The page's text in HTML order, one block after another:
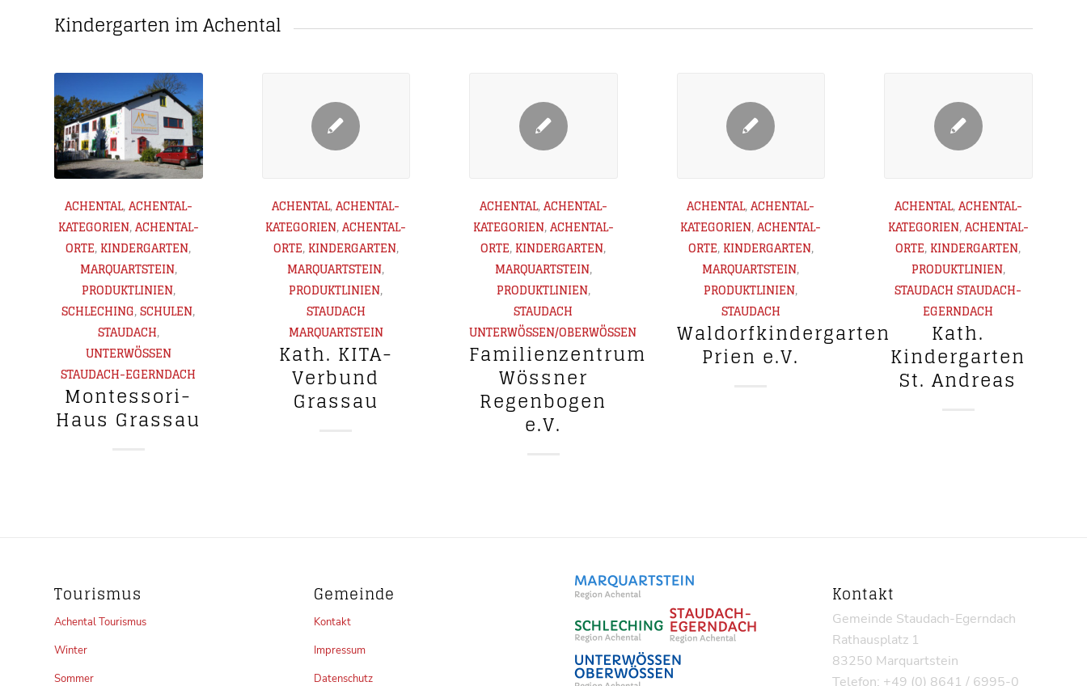
Kindergarten im Achental
ACHENTAL,ACHENTAL-
KATEGORIEN,ACHENTAL-
ORTE,KINDERGARTEN,
MARQUARTSTEIN,
PRODUKTLINIEN,
SCHLECHING,SCHULEN,
STAUDACH,
UNTERWÖSSEN
STAUDACH-EGERNDACH
Montessori-
Haus Grassau
ACHENTAL,ACHENTAL-
KATEGORIEN,ACHENTAL-
ORTE,KINDERGARTEN,
MARQUARTSTEIN,
PRODUKTLINIEN,
STAUDACH
MARQUARTSTEIN
Kath. KITA-
Verbund
Grassau
ACHENTAL,ACHENTAL-
KATEGORIEN,ACHENTAL-
ORTE,KINDERGARTEN,
MARQUARTSTEIN,
PRODUKTLINIEN,
STAUDACH
UNTERWÖSSEN/OBERWÖSSEN
Familienzentrum
Wössner
Regenbogen
e.V.
ACHENTAL,ACHENTAL-
KATEGORIEN,ACHENTAL-
ORTE,KINDERGARTEN,
MARQUARTSTEIN,
PRODUKTLINIEN,
STAUDACH
Waldorfkindergarten
Prien e.V.
ACHENTAL,ACHENTAL-
KATEGORIEN,ACHENTAL-
ORTE,KINDERGARTEN,
PRODUKTLINIEN,
STAUDACH STAUDACH-
EGERNDACH
Kath.
Kindergarten
St. Andreas
Tourismus
Achental Tourismus
Winter
Sommer
Gemeinde
Kontakt
Impressum
Datenschutz
Kontakt
Gemeinde Staudach-Egerndach
Rathausplatz 1
83250 Marquartstein
Telefon: +49 (0) 8641 / 6995-0